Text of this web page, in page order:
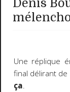
Denis
Une réplique
final délirant
ça.